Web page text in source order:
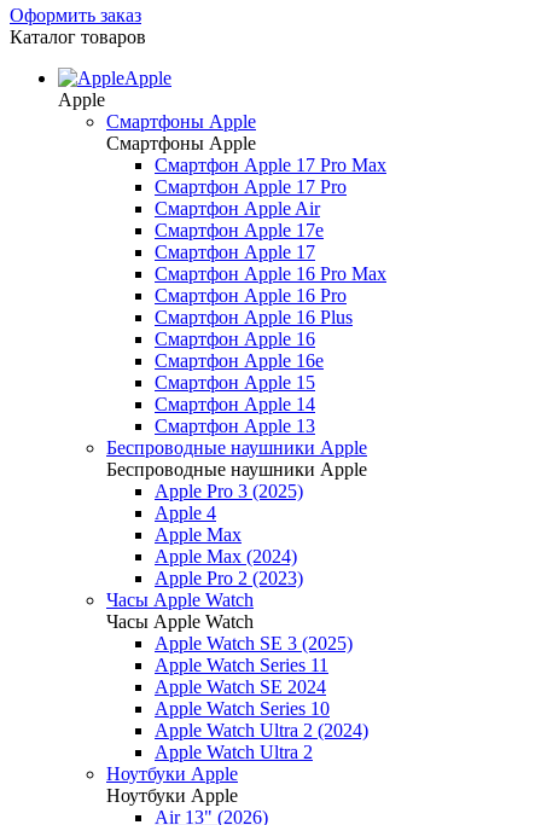
Оформить заказ
Каталог товаров
Apple
Apple
Смартфоны Apple
Смартфоны Apple
Смартфон Apple 17 Pro Max
Смартфон Apple 17 Pro
Смартфон Apple Air
Смартфон Apple 17e
Смартфон Apple 17
Смартфон Apple 16 Pro Max
Смартфон Apple 16 Pro
Смартфон Apple 16 Plus
Смартфон Apple 16
Смартфон Apple 16e
Смартфон Apple 15
Смартфон Apple 14
Смартфон Apple 13
Беспроводные наушники Apple
Беспроводные наушники Apple
Apple Pro 3 (2025)
Apple 4
Apple Max
Apple Max (2024)
Apple Pro 2 (2023)
Часы Apple Watch
Часы Apple Watch
Apple Watch SE 3 (2025)
Apple Watch Series 11
Apple Watch SE 2024
Apple Watch Series 10
Apple Watch Ultra 2 (2024)
Apple Watch Ultra 2
Ноутбуки Apple
Ноутбуки Apple
Air 13" (2026)